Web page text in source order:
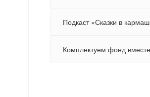
Подкаст «Сказки в
Комплектуем фонд вместе